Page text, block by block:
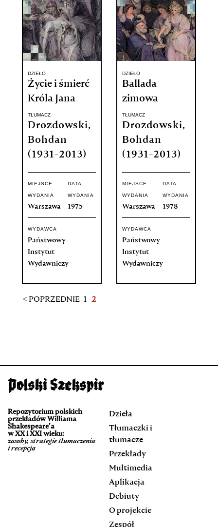
DZIEŁO
Życie i śmierć
Króla Jana
TŁUMACZ
Drozdowski,
Bohdan
(1931-2013)
MIEJSCE
WYDANIA
Warszawa
DATA
WYDANIA
1975
WYDAWCA
Państwowy
Instytut
Wydawniczy
DZIEŁO
Ballada
zimowa
TŁUMACZ
Drozdowski,
Bohdan
(1931-2013)
MIEJSCE
WYDANIA
Warszawa
DATA
WYDANIA
1978
WYDAWCA
Państwowy
Instytut
Wydawniczy
< POPRZEDNIE 1 2
Repozytorium polskich
przekładów Williama
Shakespeare’a
w XX i XXI wieku:
zasoby, strategie tłumaczenia
i recepcja
Dzieła
Tłumaczki i
tłumacze
Przekłady
Multimedia
Aplikacja
Debiuty
O projekcie
Zespół